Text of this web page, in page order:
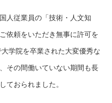
人従業員の「技術・人文知
依頼をいただき無事に許可を
学院を卒業された大変優秀な
その間働いていない期間も長
ておられました。